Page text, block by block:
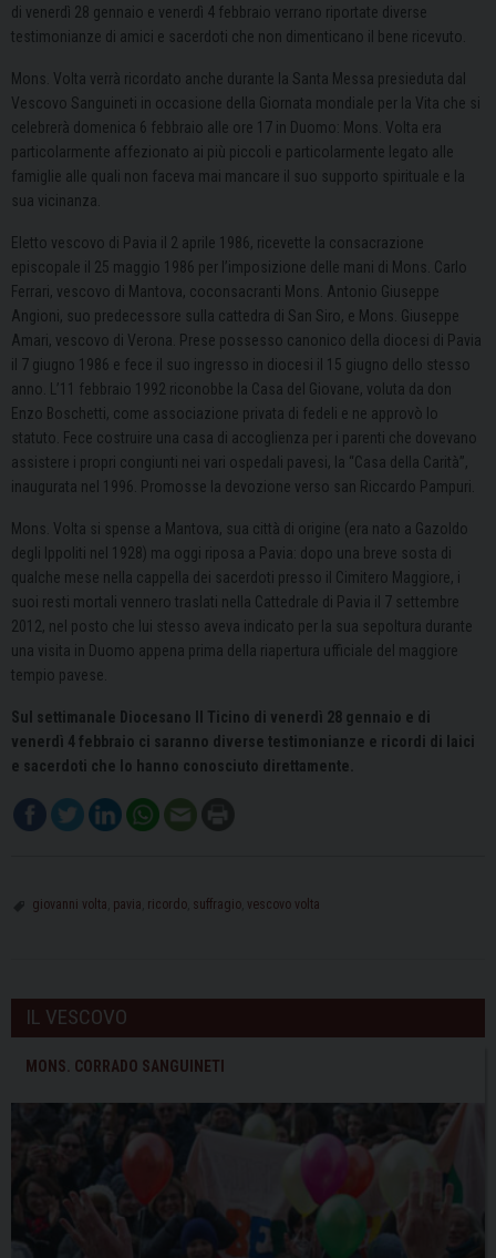
di venerdì 28 gennaio e venerdì 4 febbraio verrano riportate diverse
testimonianze di amici e sacerdoti che non dimenticano il bene ricevuto.
Mons. Volta verrà ricordato anche durante la Santa Messa presieduta dal
Vescovo Sanguineti in occasione della Giornata mondiale per la Vita che si
celebrerà domenica 6 febbraio alle ore 17 in Duomo: Mons. Volta era
particolarmente affezionato ai più piccoli e particolarmente legato alle
famiglie alle quali non faceva mai mancare il suo supporto spirituale e la
sua vicinanza.
Eletto vescovo di Pavia il 2 aprile 1986, ricevette la consacrazione
episcopale il 25 maggio 1986 per l’imposizione delle mani di Mons. Carlo
Ferrari, vescovo di Mantova, coconsacranti Mons. Antonio Giuseppe
Angioni, suo predecessore sulla cattedra di San Siro, e Mons. Giuseppe
Amari, vescovo di Verona. Prese possesso canonico della diocesi di Pavia
il 7 giugno 1986 e fece il suo ingresso in diocesi il 15 giugno dello stesso
anno. L’11 febbraio 1992 riconobbe la Casa del Giovane, voluta da don
Enzo Boschetti, come associazione privata di fedeli e ne approvò lo
statuto. Fece costruire una casa di accoglienza per i parenti che dovevano
assistere i propri congiunti nei vari ospedali pavesi, la “Casa della Carità”,
inaugurata nel 1996. Promosse la devozione verso san Riccardo Pampuri.
Mons. Volta si spense a Mantova, sua città di origine (era nato a Gazoldo
degli Ippoliti nel 1928) ma oggi riposa a Pavia: dopo una breve sosta di
qualche mese nella cappella dei sacerdoti presso il Cimitero Maggiore, i
suoi resti mortali vennero traslati nella Cattedrale di Pavia il 7 settembre
2012, nel posto che lui stesso aveva indicato per la sua sepoltura durante
una visita in Duomo appena prima della riapertura ufficiale del maggiore
tempio pavese.
Sul settimanale Diocesano Il Ticino di venerdì 28 gennaio e di
venerdì 4 febbraio ci saranno diverse testimonianze e ricordi di laici
e sacerdoti che lo hanno conosciuto direttamente.
giovanni volta pavia ricordo suffragio vescovo volta
IL VESCOVO
MONS. CORRADO SANGUINETI